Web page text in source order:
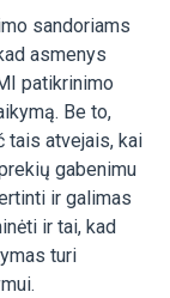
sandoriams
asmenys
patikrinimo
Be to,
tais atvejais, kai
gabenimu
ir galimas
ir tai, kad
turi